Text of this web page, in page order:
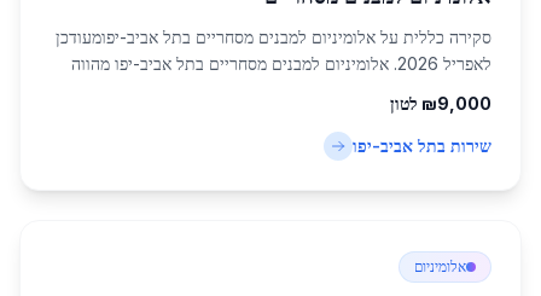
סקירה כללית על אלומיניום למבנים מסחריים בתל אביב-יפומעודכן
לאפריל 2026. אלומיניום למבנים מסחריים בתל אביב-יפו מהווה
של ישראל. עם אוכלוסייה של כ...
₪9,000 לטון
שירות בתל אביב-יפו
אלומיניום